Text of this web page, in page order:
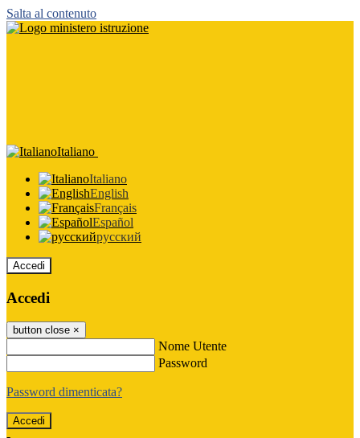
Salta al contenuto
Italiano
Italiano
English
Français
Español
русский
Accedi
Accedi
button close ×
Nome Utente
Password
Password dimenticata?